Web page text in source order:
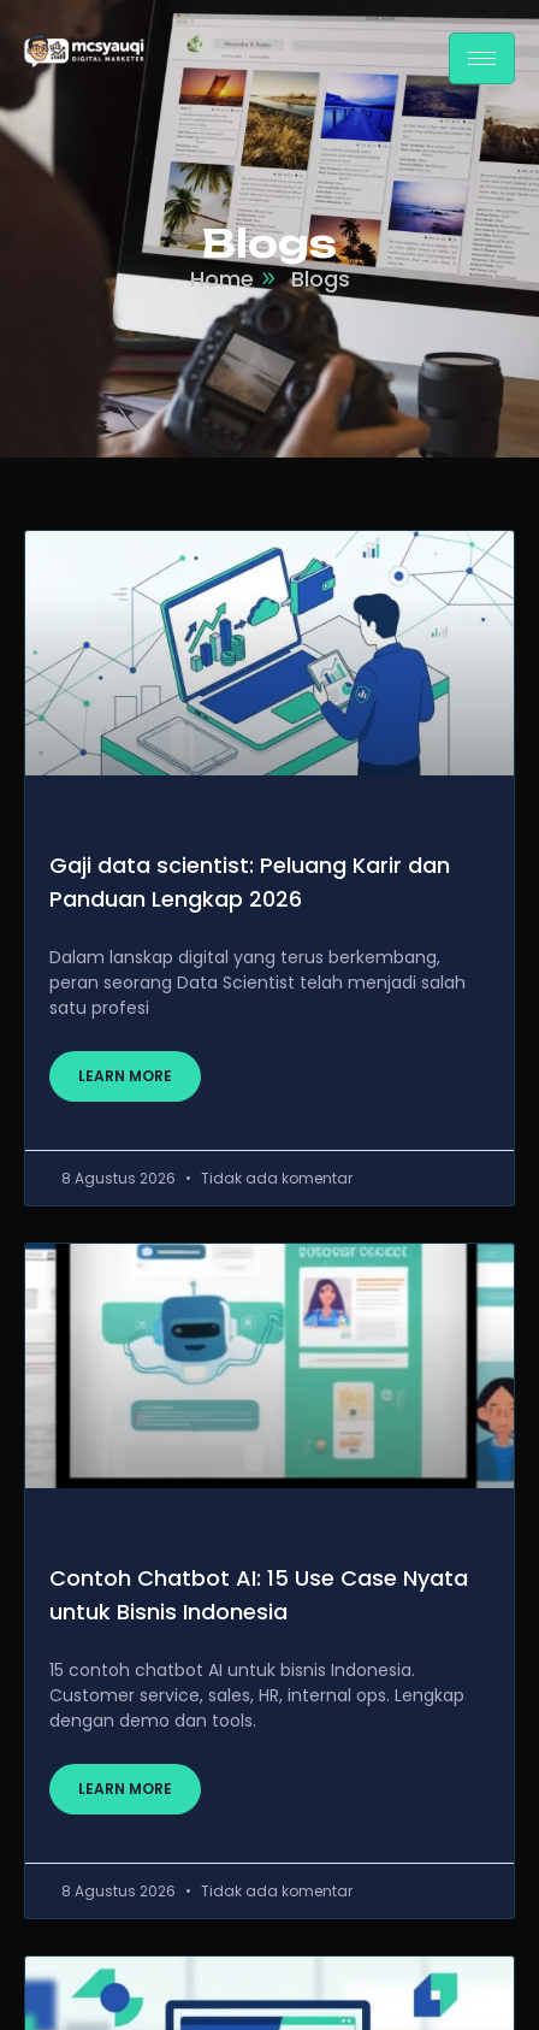
Blogs
Home Blogs
Gaji data scientist: Peluang Karir dan
Panduan Lengkap 2026
Dalam lanskap digital yang terus berkembang,
peran seorang Data Scientist telah menjadi salah
satu profesi
LEARN MORE
8 Agustus 2026 Tidak ada komentar
Contoh Chatbot AI: 15 Use Case Nyata
untuk Bisnis Indonesia
15 contoh chatbot AI untuk bisnis Indonesia.
Customer service, sales, HR, internal ops. Lengkap
dengan demo dan tools.
LEARN MORE
8 Agustus 2026 Tidak ada komentar